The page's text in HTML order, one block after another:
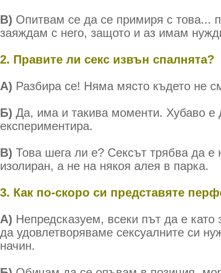
В) Опитвам се да се примиря с това...
заяждам с него, защото и аз имам
2. Правите ли секс извън спалнята?
А) Разбира се! Няма място където не
Б) Да, има и такива моменти. Хубаво е
експериментира.
В) Това шега ли е? Сексът трябва да е
изолиран, а не на някоя алея в парка.
3. Как по-скоро си представяте
А) Непредсказуем, всеки път да е като
да удовлетворяваме сексуалните си
начин.